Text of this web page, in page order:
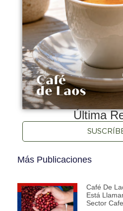
Última
Más Publicaciones
Café De
Está
Sector